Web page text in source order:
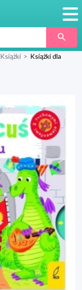
Książki > Książki dla